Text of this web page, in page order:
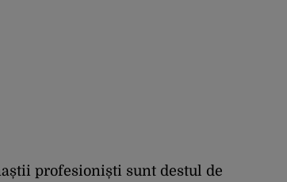
profesioniști sunt destul de